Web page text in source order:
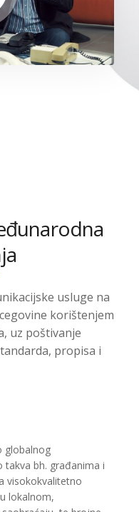
usluge na
korištenjem
uz poštivanje
propisa i
globalnog
bh. građanima i
visokokvalitetno
lokalnom,